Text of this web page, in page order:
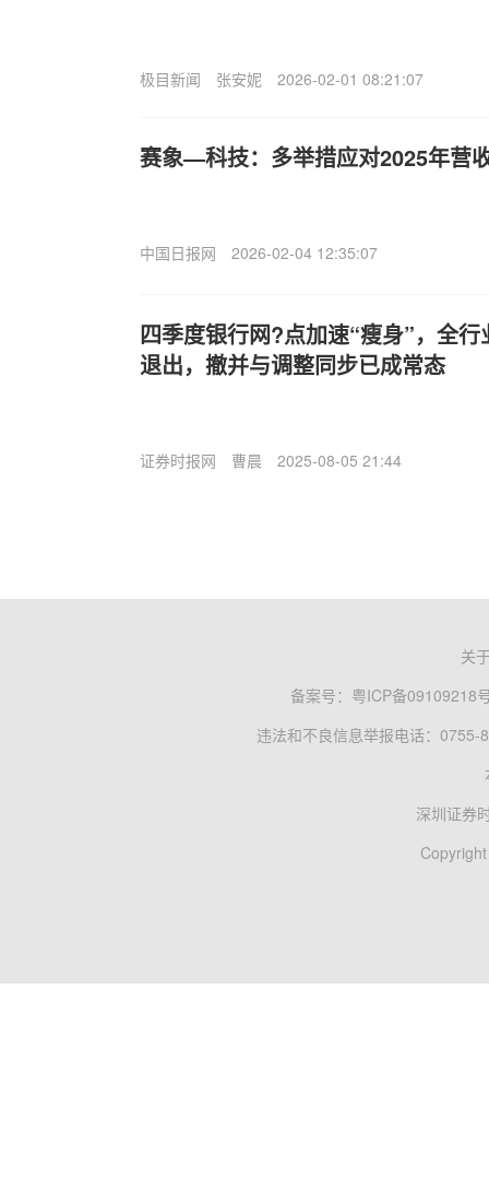
极目新闻 张安妮 2026-02-01 08:21:07
赛象—科技：多举措应对2025年营
中国日报网 2026-02-04 12:35:07
四季度银行网?点加速“瘦身”，全
退出，撤并与调整同步已成常态
证券时报网 曹晨 2025-08-05 21:44
关
备案号： 粤ICP备09109218
违法和不良信息举报电话：0755-
深圳证券